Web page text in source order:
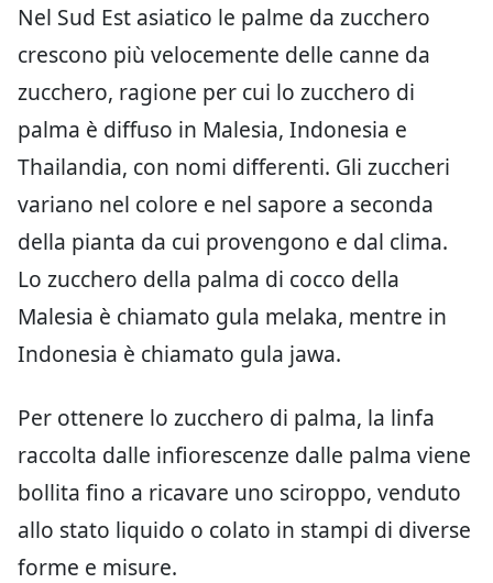
Nel Sud Est asiatico le palme da zucchero
crescono più velocemente delle canne da
zucchero, ragione per cui lo zucchero di
palma è diffuso in Malesia, Indonesia e
Thailandia, con nomi differenti. Gli zuccheri
variano nel colore e nel sapore a seconda
della pianta da cui provengono e dal clima.
Lo zucchero della palma di cocco della
Malesia è chiamato gula melaka, mentre in
Indonesia è chiamato gula jawa.
Per ottenere lo zucchero di palma, la linfa
raccolta dalle infiorescenze dalle palma viene
bollita fino a ricavare uno sciroppo, venduto
allo stato liquido o colato in stampi di diverse
forme e misure.